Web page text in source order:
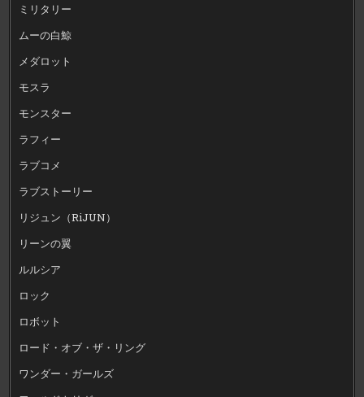
ミリタリー
ムーの白鯨
メダロット
モスラ
モンスター
ラフィー
ラブコメ
ラブストーリー
リジュン（RiJUN）
リーンの翼
ルルシア
ロック
ロボット
ロード・オブ・ザ・リング
ワンダー・ガールズ